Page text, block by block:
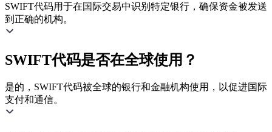
SWIFT代码用于在国际交易中识别特定银行，确保资金被发送
到正确的机构。
SWIFT代码是否在全球使用？
是的，SWIFT代码被全球的银行和金融机构使用，以促进国际
支付和通信。